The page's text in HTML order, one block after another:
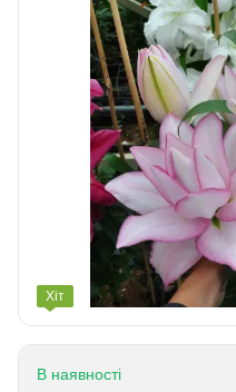
Хіт
В наявності